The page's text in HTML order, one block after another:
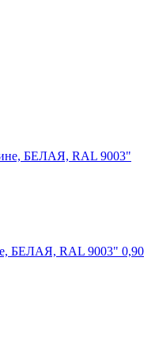
БЕЛАЯ, RAL 9003" 0,90